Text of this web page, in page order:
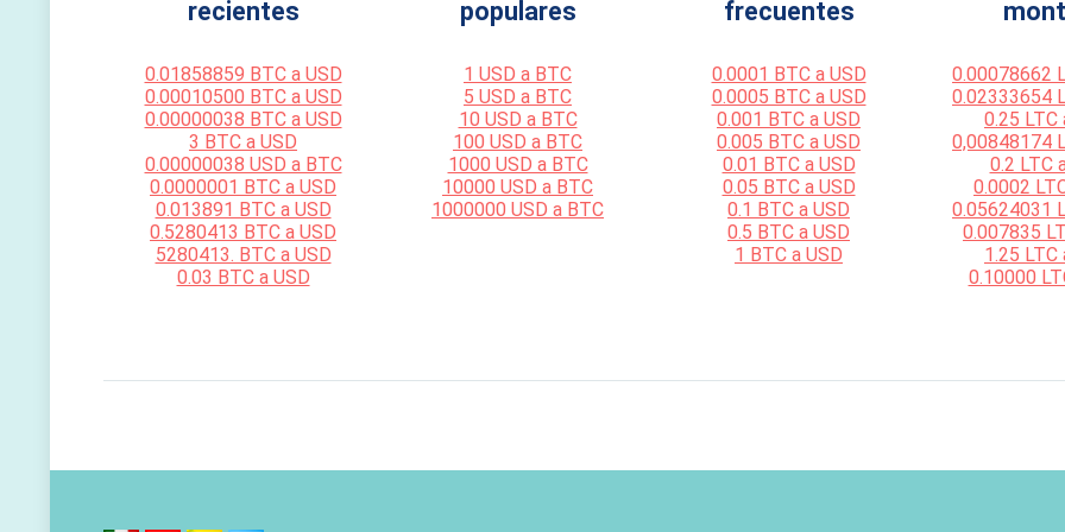
recientes
0.01858859 BTC a USD
0.00010500 BTC a USD
0.00000038 BTC a USD
3 BTC a USD
0.00000038 USD a BTC
0.0000001 BTC a USD
0.013891 BTC a USD
0.5280413 BTC a USD
5280413. BTC a USD
0.03 BTC a USD
populares
1 USD a BTC
5 USD a BTC
10 USD a BTC
100 USD a BTC
1000 USD a BTC
10000 USD a BTC
1000000 USD a BTC
frecuentes
0.0001 BTC a USD
0.0005 BTC a USD
0.001 BTC a USD
0.005 BTC a USD
0.01 BTC a USD
0.05 BTC a USD
0.1 BTC a USD
0.5 BTC a USD
1 BTC a USD
0.00078662
0.02333654
0.25 LTC
0,00848174
0.2 LTC
0.0002
0.05624031
0.007835
1.25 LTC
0.10000